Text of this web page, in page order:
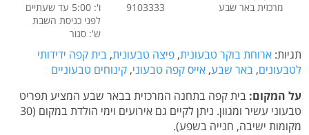
מרכזית באר שבע
9103333
ו': 5:00 עד שעתיים
לפני כניסת השבת
ש': סגור
תגיות: ארוחת בוקר טבעונית, פיצה טבעונית, בית קפה ידידותי
לטבעונים, באר שבע, אייס קפה טבעוני, קינוחים טבעוניים
על המקום: בית קפה בתחנה המרכזית בבאר שבע המציע תפריט
טבעוני עשיר ומגוון. ניתן לקיים גם אירועים וימי הולדת במקום (30
מקומות ישיבה, חנייה בשפע).